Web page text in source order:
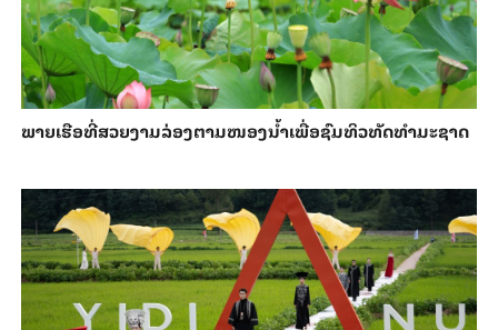
ພາຍ​ເຮືອທີ່​ສວຍ​ງາມ​ລ່ອງ​ຕາມ​​ໜອງນ້ຳ​​ເພື່ອ​ຊົມ​ທິວ​ທັດ​ທຳ​ມະ​ຊາດ